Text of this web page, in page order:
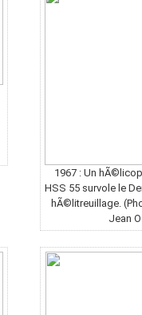
1967 : Un
HSS 55 survole le
hÃ©litreuillage.
Jean